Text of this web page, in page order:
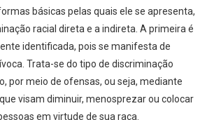
básicas pelas quais ele se apresenta,
racial direta e a indireta. A primeira é
identificada, pois se manifesta de
Trata-se do tipo de discriminação
por meio de ofensas, ou seja, mediante
visam diminuir, menosprezar ou colocar
em virtude de sua raça.